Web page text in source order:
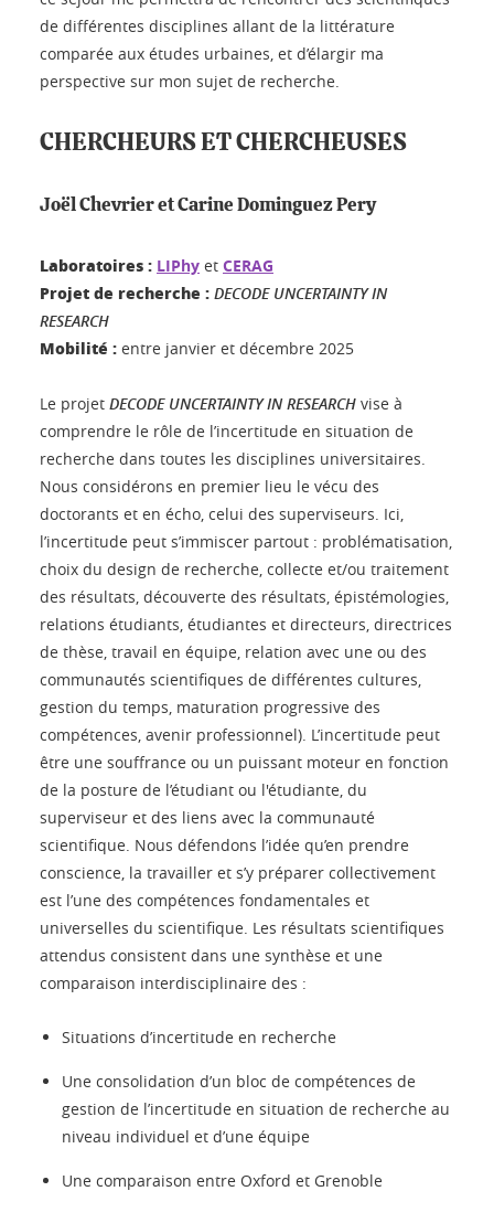
de différentes disciplines allant de la littérature
comparée aux études urbaines, et d’élargir ma
perspective sur mon sujet de recherche.
CHERCHEURS ET CHERCHEUSES
Joël Chevrier et Carine Dominguez Pery
Laboratoires : LIPhy et CERAG
Projet de recherche : DECODE UNCERTAINTY IN
RESEARCH
Mobilité : entre janvier et décembre 2025
Le projet DECODE UNCERTAINTY IN RESEARCH vise à
comprendre le rôle de l’incertitude en situation de
recherche dans toutes les disciplines universitaires.
Nous considérons en premier lieu le vécu des
doctorants et en écho, celui des superviseurs. Ici,
l’incertitude peut s’immiscer partout : problématisation,
choix du design de recherche, collecte et/ou traitement
des résultats, découverte des résultats, épistémologies,
relations étudiants, étudiantes et directeurs, directrices
de thèse, travail en équipe, relation avec une ou des
communautés scientifiques de différentes cultures,
gestion du temps, maturation progressive des
compétences, avenir professionnel). L’incertitude peut
être une souffrance ou un puissant moteur en fonction
de la posture de l’étudiant ou l'étudiante, du
superviseur et des liens avec la communauté
scientifique. Nous défendons l’idée qu’en prendre
conscience, la travailler et s’y préparer collectivement
est l’une des compétences fondamentales et
universelles du scientifique. Les résultats scientifiques
attendus consistent dans une synthèse et une
comparaison interdisciplinaire des :
Situations d’incertitude en recherche
Une consolidation d’un bloc de compétences de
gestion de l’incertitude en situation de recherche au
niveau individuel et d’une équipe
Une comparaison entre Oxford et Grenoble